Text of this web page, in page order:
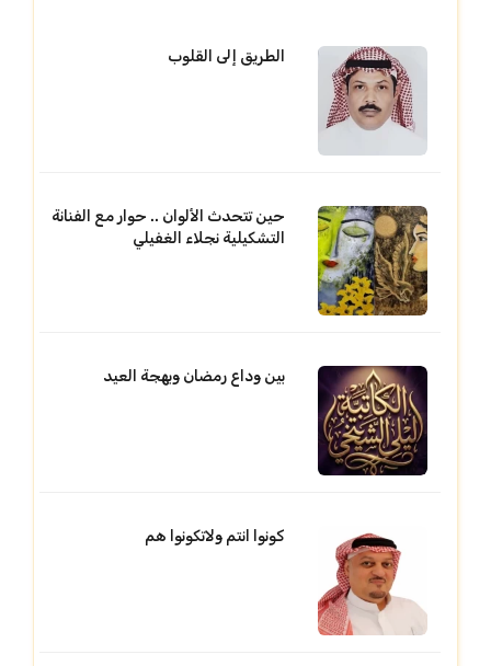
الطريق إلى القلوب
حين تتحدث الألوان .. حوار مع الفنانة
التشكيلية نجلاء الغفيلي
بين وداع رمضان وبهجة العيد
كونوا انتم ولاتكونوا هم